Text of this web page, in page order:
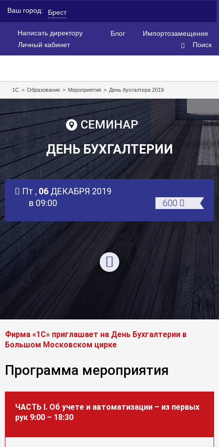
Написать директору Блог
Импортозамещение
Личный кабинет
Ваш город: Брест
Поиск
1С > Образование > Мероприятия > День бухгалтера 2019
СЕМИНАР
ДЕНЬ БУХГАЛТЕРИИ
Пт , 06 ДЕКАБРЯ 2019
в 09:00
600
Фирма «1С» приглашает на День Бухгалтерии в
Большом Московском цирке
Программа мероприятия
ЧАСТЬ I. Об учете и автоматизации – из первых
рук 9:00 – 18:30